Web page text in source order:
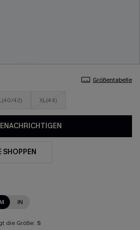
Größentabelle
42) XL(44)
SHOPPEN
IN
die Größe: S